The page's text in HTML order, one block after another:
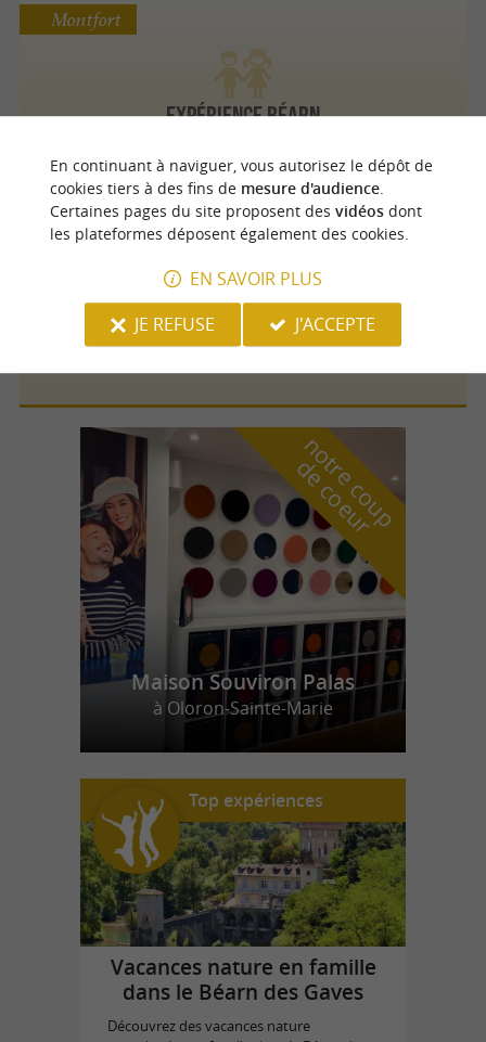
Expérience Béarn
Montfort
Rafting 64
Montfort
n
o
t
r
e
c
o
u
p
d
e
c
o
e
u
r
Maison Souviron Palas
à Oloron-Sainte-Marie
Top expériences
Vacances nature en famille
dans le Béarn des Gaves
Découvrez des vacances nature
En continuant à naviguer, vous autorisez le dépôt de
cookies tiers à des fins de mesure d'audience.
Certaines pages du site proposent des vidéosdont
les plateformes déposent également des cookies.
EN SAVOIR PLUS
JE REFUSE
J'ACCEPTE